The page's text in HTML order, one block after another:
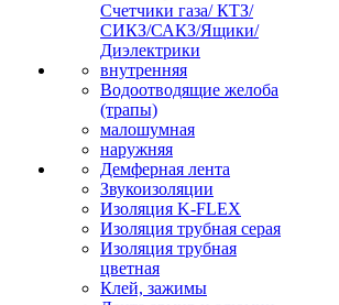
Счетчики газа/ КТЗ/
СИКЗ/САКЗ/Ящики/
Диэлектрики
внутренняя
Водоотводящие желоба
(трапы)
малошумная
наружняя
Демферная лента
Звукоизоляции
Изоляция K-FLEX
Изоляция трубная серая
Изоляция трубная
цветная
Клей, зажимы